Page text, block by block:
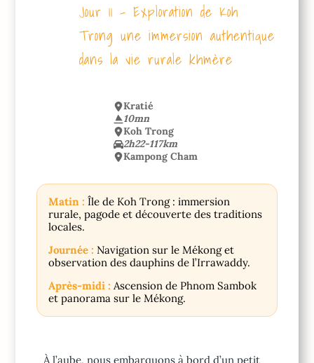
Jour 11 - Exploration de Koh
Trong une immersion authentique
dans la vie rurale khmère
Kratié
10mn
Koh Trong
2h22-117km
Kampong Cham
Matin : Île de Koh Trong : immersion
rurale, pagode et découverte des traditions
locales.
Journée : Navigation sur le Mékong et
observation des dauphins de l’Irrawaddy.
Après-midi :Ascension de Phnom Sambok
et panorama sur le Mékong.
À l’aube, nous embarquons à bord d’un petit